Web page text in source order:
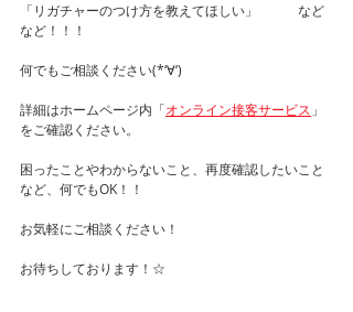
「リガチャーのつけ方を教えてほしい」　　　など
など！！！
何でもご相談ください(*‘∀‘)
詳細はホームページ内「オンライン接客サービス 」
をご確認ください。
困ったことやわからないこと、再度確認したいこと
など、何でもOK！！
お気軽にご相談ください！
お待ちしております！☆